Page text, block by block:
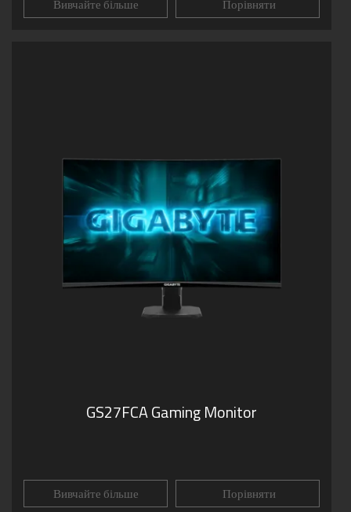
Вивчайте більше Порівняти
GS27FCA Gaming Monitor
Вивчайте більше Порівняти